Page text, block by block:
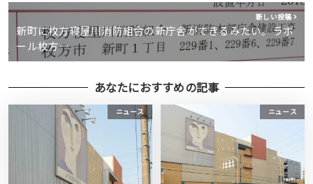
新しい投稿
新町に枚方寝屋川消防組合の新庁舎ができるみたい。ラポ
ール枚方…
あなたにおすすめの記事
ニュース ニュース